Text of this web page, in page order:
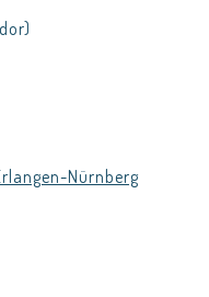
Nürnberg